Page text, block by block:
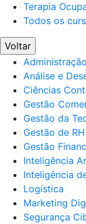
Terapia
Todos os
Voltar
Administração
Análise e
Ciências
Gestão
Gestão da
Gestão de RH
Gestão
Inteligência
Inteligência
Logística
Marketing
Segurança